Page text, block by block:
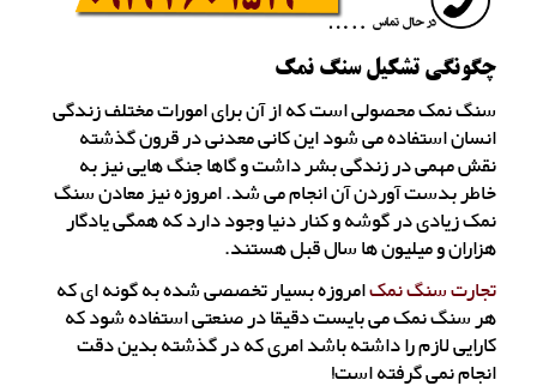
چگونگی تشکیل سنگ نمک
سنگ نمک محصولی است که از آن برای امورات مختلف زندگی
انسان استفاده می شود این کانی معدنی در قرون گذشته
نقش مهمی در زندگی بشر داشت و گاها جنگ هایی نیز به
خاطر بدست آوردن آن انجام می شد. امروزه نیز معادن سنگ
نمک زیادی در گوشه و کنار دنیا وجود دارد که همگی یادگار
هزاران و میلیون ها سال قبل هستند.
تجارت سنگ نمکامروزه بسیار تخصصی شده به گونه ای که
هر سنگ نمک می بایست دقیقا در صنعتی استفاده شود که
کارایی لازم را داشته باشد امری که در گذشته بدین دقت
انجام نمی گرفته است!